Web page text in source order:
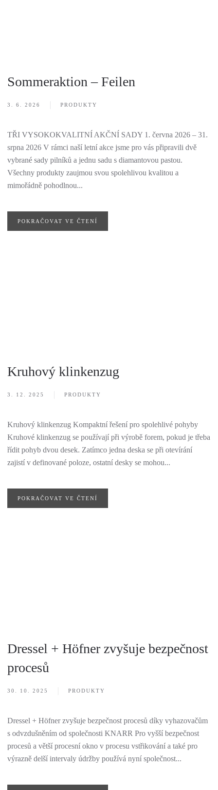
Sommeraktion – Feilen
3. 6. 2026 PRODUKTY
TŘI VYSOKOKVALITNÍ AKČNÍ SADY 1. června 2026 – 31.
srpna 2026 V rámci naší letní akce jsme pro vás připravili dvě
vybrané sady pilníků a jednu sadu s diamantovou pastou.
Všechny produkty zaujmou svou spolehlivou kvalitou a
mimořádně pohodlnou...
POKRAČOVAT VE ČTENÍ
Kruhový klinkenzug
3. 12. 2025 PRODUKTY
Kruhový klinkenzug Kompaktní řešení pro spolehlivé pohyby
Kruhové klinkenzug se používají při výrobě forem, pokud je třeba
řídit pohyb dvou desek. Zatímco jedna deska se při otevírání
zajistí v definované poloze, ostatní desky se mohou...
POKRAČOVAT VE ČTENÍ
Dressel + Höfner zvyšuje bezpečnost
procesů
30. 10. 2025 PRODUKTY
Dressel + Höfner zvyšuje bezpečnost procesů díky vyhazovačům
s odvzdušněním od společnosti KNARR Pro vyšší bezpečnost
procesů a větší procesní okno v procesu vstřikování a také pro
výrazně delší intervaly údržby používá nyní společnost...